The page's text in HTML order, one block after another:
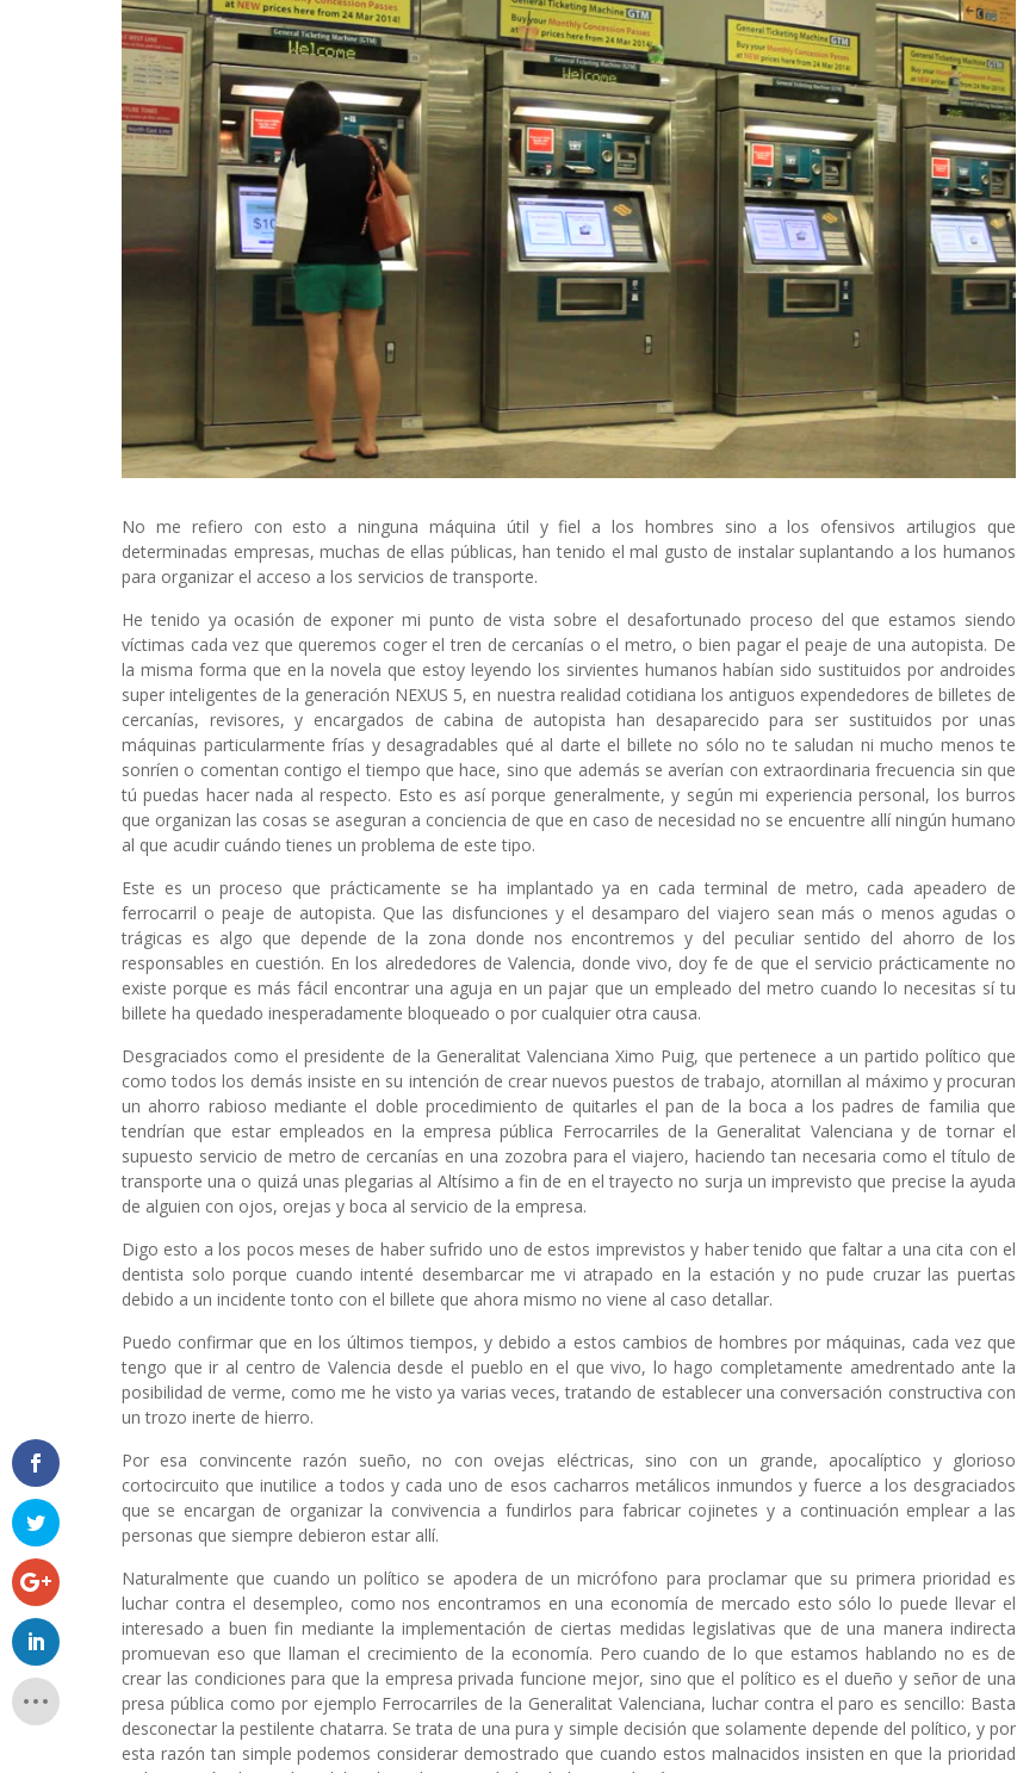
No me refiero con esto a ninguna máquina útil y fiel a los hombres sino a los ofensivos artilugios que
determinadas empresas, muchas de ellas públicas, han tenido el mal gusto de instalar suplantando a los humanos
para organizar el acceso a los servicios de transporte.
He tenido ya ocasión de exponer mi punto de vista sobre el desafortunado proceso del que estamos siendo
víctimas cada vez que queremos coger el tren de cercanías o el metro, o bien pagar el peaje de una autopista. De
la misma forma que en la novela que estoy leyendo los sirvientes humanos habían sido sustituidos por androides
super inteligentes de la generación NEXUS 5, en nuestra realidad cotidiana los antiguos expendedores de billetes de
cercanías, revisores, y encargados de cabina de autopista han desaparecido para ser sustituidos por unas
máquinas particularmente frías y desagradables qué al darte el billete no sólo no te saludan ni mucho menos te
sonríen o comentan contigo el tiempo que hace, sino que además se averían con extraordinaria frecuencia sin que
tú puedas hacer nada al respecto. Esto es así porque generalmente, y según mi experiencia personal, los burros
que organizan las cosas se aseguran a conciencia de que en caso de necesidad no se encuentre allí ningún humano
al que acudir cuándo tienes un problema de este tipo.
Este es un proceso que prácticamente se ha implantado ya en cada terminal de metro, cada apeadero de
ferrocarril o peaje de autopista. Que las disfunciones y el desamparo del viajero sean más o menos agudas o
trágicas es algo que depende de la zona donde nos encontremos y del peculiar sentido del ahorro de los
responsables en cuestión. En los alrededores de Valencia, donde vivo, doy fe de que el servicio prácticamente no
existe porque es más fácil encontrar una aguja en un pajar que un empleado del metro cuando lo necesitas sí tu
billete ha quedado inesperadamente bloqueado o por cualquier otra causa.
Desgraciados como el presidente de la Generalitat Valenciana Ximo Puig, que pertenece a un partido político que
como todos los demás insiste en su intención de crear nuevos puestos de trabajo, atornillan al máximo y procuran
un ahorro rabioso mediante el doble procedimiento de quitarles el pan de la boca a los padres de familia que
tendrían que estar empleados en la empresa pública Ferrocarriles de la Generalitat Valenciana y de tornar el
supuesto servicio de metro de cercanías en una zozobra para el viajero, haciendo tan necesaria como el título de
transporte una o quizá unas plegarias al Altísimo a fin de en el trayecto no surja un imprevisto que precise la ayuda
de alguien con ojos, orejas y boca al servicio de la empresa.
Digo esto a los pocos meses de haber sufrido uno de estos imprevistos y haber tenido que faltar a una cita con el
dentista solo porque cuando intenté desembarcar me vi atrapado en la estación y no pude cruzar las puertas
debido a un incidente tonto con el billete que ahora mismo no viene al caso detallar.
Puedo confirmar que en los últimos tiempos, y debido a estos cambios de hombres por máquinas, cada vez que
tengo que ir al centro de Valencia desde el pueblo en el que vivo, lo hago completamente amedrentado ante la
posibilidad de verme, como me he visto ya varias veces, tratando de establecer una conversación constructiva con
un trozo inerte de hierro.
Por esa convincente razón sueño, no con ovejas eléctricas, sino con un grande, apocalíptico y glorioso
cortocircuito que inutilice a todos y cada uno de esos cacharros metálicos inmundos y fuerce a los desgraciados
que se encargan de organizar la convivencia a fundirlos para fabricar cojinetes y a continuación emplear a las
personas que siempre debieron estar allí.
Naturalmente que cuando un político se apodera de un micrófono para proclamar que su primera prioridad es
luchar contra el desempleo, como nos encontramos en una economía de mercado esto sólo lo puede llevar el
interesado a buen fin mediante la implementación de ciertas medidas legislativas que de una manera indirecta
promuevan eso que llaman el crecimiento de la economía. Pero cuando de lo que estamos hablando no es de
crear las condiciones para que la empresa privada funcione mejor, sino que el político es el dueño y señor de una
presa pública como por ejemplo Ferrocarriles de la Generalitat Valenciana, luchar contra el paro es sencillo: Basta
desconectar la pestilente chatarra. Se trata de una pura y simple decisión que solamente depende del político, y por
esta razón tan simple podemos considerar demostrado que cuando estos malnacidos insisten en que la prioridad